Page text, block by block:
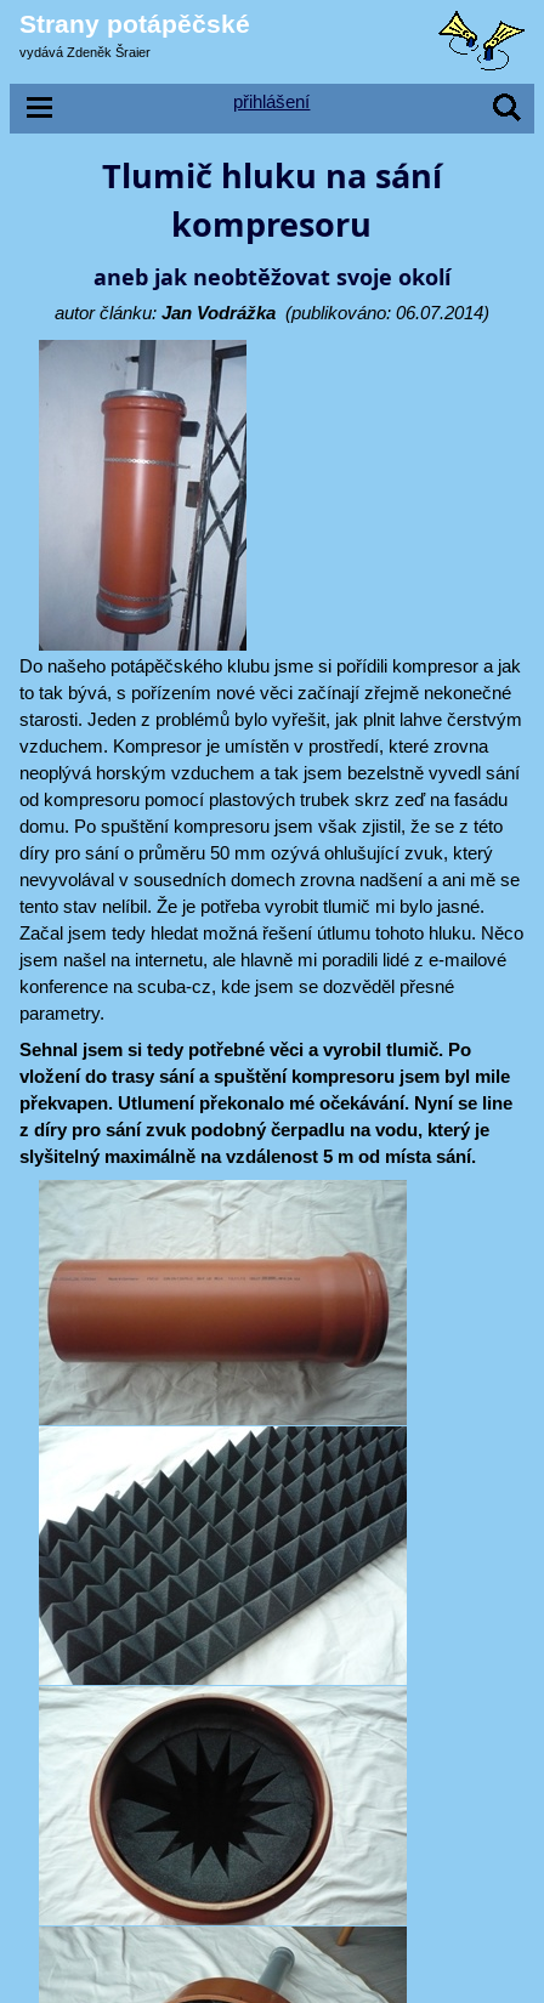
Strany potápěčské
vydává Zdeněk Šraier
přihlášení
Tlumič hluku na sání
kompresoru
aneb jak neobtěžovat svoje okolí
autor článku: Jan Vodrážka(publikováno: 06.07.2014)
Do našeho potápěčského klubu jsme si pořídili kompresor a jak
to tak bývá, s pořízením nové věci začínají zřejmě nekonečné
starosti. Jeden z problémů bylo vyřešit, jak plnit lahve čerstvým
vzduchem. Kompresor je umístěn v prostředí, které zrovna
neoplývá horským vzduchem a tak jsem bezelstně vyvedl sání
od kompresoru pomocí plastových trubek skrz zeď na fasádu
domu. Po spuštění kompresoru jsem však zjistil, že se z této
díry pro sání o průměru 50 mm ozývá ohlušující zvuk, který
nevyvolával v sousedních domech zrovna nadšení a ani mě se
tento stav nelíbil. Že je potřeba vyrobit tlumič mi bylo jasné.
Začal jsem tedy hledat možná řešení útlumu tohoto hluku. Něco
jsem našel na internetu, ale hlavně mi poradili lidé z e-mailové
konference na scuba-cz, kde jsem se dozvěděl přesné
parametry.
Sehnal jsem si tedy potřebné věci a vyrobil tlumič. Po
vložení do trasy sání a spuštění kompresoru jsem byl mile
překvapen. Utlumení překonalo mé očekávání. Nyní se line
z díry pro sání zvuk podobný čerpadlu na vodu, který je
slyšitelný maximálně na vzdálenost 5 m od místa sání.